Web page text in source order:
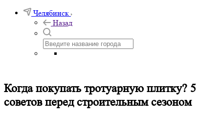
Челябинск
Назад
Когда покупать тротуарную плитку? 5
советов перед строительным сезоном